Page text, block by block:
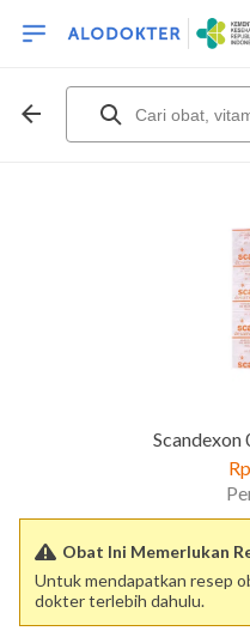
Scandexon
Obat Ini Memerlukan
Untuk mendapatkan resep
dokter terlebih dahulu.